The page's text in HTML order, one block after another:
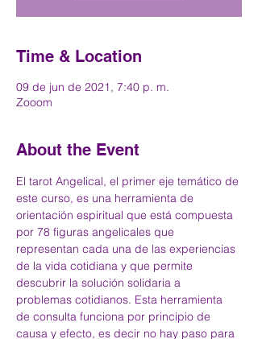
Time & Location
09 de jun de 2021, 7:40 p. m.
Zooom
About the Event
El tarot Angelical, el primer eje temático de
este curso, es una herramienta de
orientación espiritual que está compuesta
por 78 figuras angelicales que
representan cada una de las experiencias
de la vida cotidiana y que permite
descubrir la solución solidaria a
problemas cotidianos. Esta herramienta
de consulta funciona por principio de
causa y efecto, es decir no hay paso para